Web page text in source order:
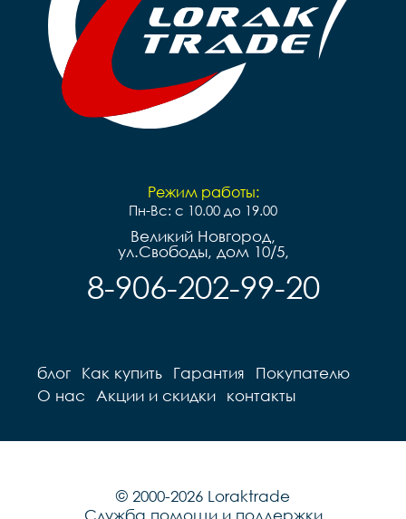
Режим работы:
Пн-Вс: с 10.00 до 19.00
Великий Новгород,
ул.Свободы, дом 10/5,
8-906-202-99-20
блог Как купить Гарантия
Покупателю
О нас
Акции и скидки контакты
© 2000-2026 Loraktrade
Служба помощи и поддержки